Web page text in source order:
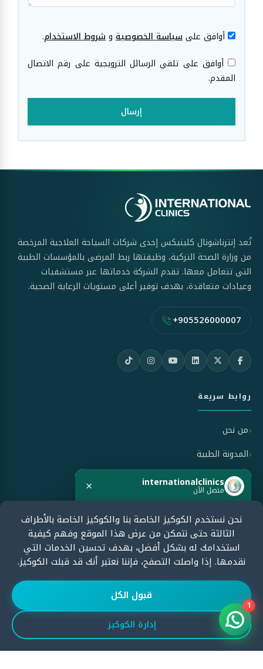
أوافق علىسياسة الخصوصية وشروط الاستخدام.
أوافق على تلقي الرسائل الترويجية على رقم الاتصال
المقدم.
إرسال
1
internationalclinics
متصل الآن ×
هل تحتاج مساعدة؟
ابدأ الدردشة الآن وسنرد بسرعة.
تُعد إنترناشونال كلينيكس إحدى شركات السياحة العلاجية المرخصة
من وزارة الصحة التركية، وظيفتها ربط المرضى بالمؤسسات الطبية
التي تتعامل معها. تقدم الشركة خدماتها عبر مستشفيات
وعيادات متعاقدة، بهدف توفير أعلى مستويات الرعاية الصحية.
+905526000007
روابط سريعة
من نحن
المدونة الطبية
سياسة الاستخدام
سياسة الخصوصية
سياسة الإلغاء والاسترداد
معتمدون من قبل
نحن نستخدم الكوكيز الخاصة بنا والكوكيز الخاصة بالأطراف
الثالثة حتى نتمكن من عرض هذا الموقع وفهم كيفية
استخدامك له بشكل أفضل، بهدف تحسين الخدمات التي
نقدمها. إذا واصلت التصفح، فإننا نعتبر أنك قد قبلت الكوكيز.
قبول الكل
إدارة الكوكيز